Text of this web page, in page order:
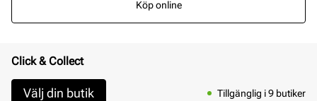
Köp online
Click & Collect
Välj din butik Tillgänglig i 9 butiker